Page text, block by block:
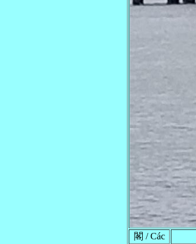
閣 / Các